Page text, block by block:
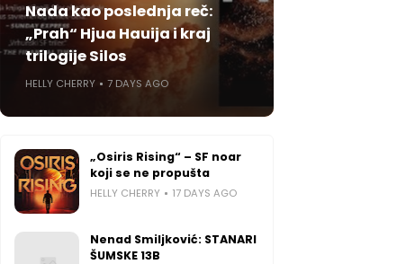
Nada kao poslednja reč:
„Prah“ Hjua Hauija i kraj
trilogije Silos
HELLY CHERRY 7 DAYS AGO
„Osiris Rising“ – SF noar
koji se ne propušta
HELLY CHERRY 17 DAYS AGO
Nenad Smiljković: STANARI
ŠUMSKE 13B